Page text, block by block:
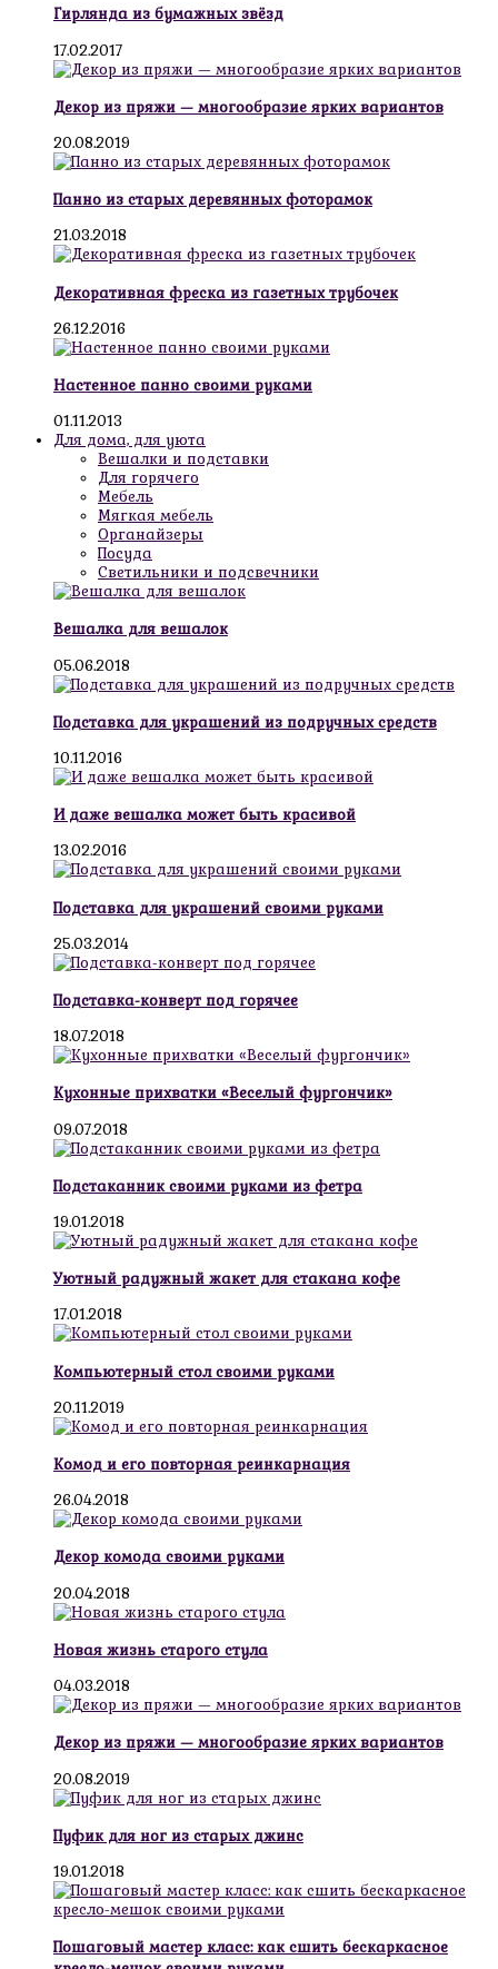
Гирлянда из бумажных звёзд
17.02.2017
Декор из пряжи — многообразие ярких вариантов
20.08.2019
Панно из старых деревянных фоторамок
21.03.2018
Декоративная фреска из газетных трубочек
26.12.2016
Настенное панно своими руками
01.11.2013
Для дома, для уюта
Вешалки и подставки
Для горячего
Мебель
Мягкая мебель
Органайзеры
Посуда
Светильники и подсвечники
Вешалка для вешалок
05.06.2018
Подставка для украшений из подручных средств
10.11.2016
И даже вешалка может быть красивой
13.02.2016
Подставка для украшений своими руками
25.03.2014
Подставка-конверт под горячее
18.07.2018
Кухонные прихватки «Веселый фургончик»
09.07.2018
Подстаканник своими руками из фетра
19.01.2018
Уютный радужный жакет для стакана кофе
17.01.2018
Компьютерный стол своими руками
20.11.2019
Комод и его повторная реинкарнация
26.04.2018
Декор комода своими руками
20.04.2018
Новая жизнь старого стула
04.03.2018
Декор из пряжи — многообразие ярких вариантов
20.08.2019
Пуфик для ног из старых джинс
19.01.2018
Пошаговый мастер класс: как сшить бескаркасное